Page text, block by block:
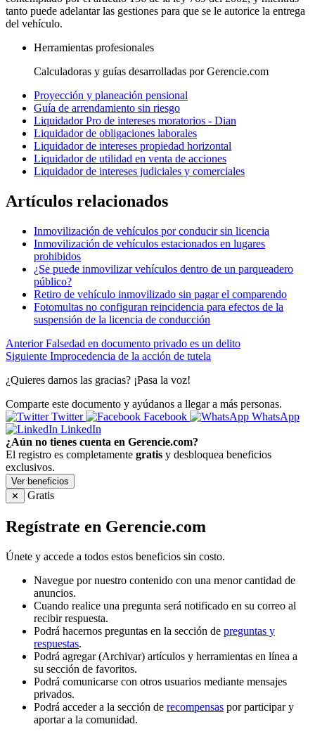
tanto puede adelantar las gestiones para que se le autorice la entrega
del vehículo.
Herramientas profesionales
Calculadoras y guías desarrolladas por Gerencie.com
Proyección y planeación pensional
Guía de arrendamiento sin riesgo
Liquidador Pro de intereses moratorios - Dian
Liquidador de obligaciones laborales
Liquidador de intereses propiedad horizontal
Liquidador de utilidad en venta de acciones
Liquidador de intereses judiciales y comerciales
Artículos relacionados
Inmovilización de vehículos por conducir sin licencia
Inmovilización de vehículos estacionados en lugares
prohibidos
¿Se puede inmovilizar vehículos dentro de un parqueadero
público?
Retiro de vehículo inmovilizado sin pagar el comparendo
Fotomultas no configuran reincidencia para efectos de la
suspensión de la licencia de conducción
Anterior Falsedad en documento privado es un delito
Siguiente Improcedencia de la acción de tutela
¿Quieres darnos las gracias? ¡Pasa la voz!
Comparte este documento y ayúdanos a llegar a más personas.
Twitter
Facebook
WhatsApp
LinkedIn
¿Aún no tienes cuenta en Gerencie.com?
El registro es completamente gratis y desbloquea beneficios
exclusivos.
Ver beneficios
✕
Gratis
Regístrate en Gerencie.com
Únete y accede a todos estos beneficios sin costo.
Navegue por nuestro contenido con una menor cantidad de
anuncios.
Cuando realice una pregunta será notificado en su correo al
recibir respuesta.
Podrá hacernos preguntas en la sección de preguntas y
respuestas.
Podrá agregar (Archivar) artículos y herramientas en línea a
su sección de favoritos.
Podrá comunicarse con otros usuarios mediante mensajes
privados.
Podrá acceder a la sección de recompensas por participar y
aportar a la comunidad.